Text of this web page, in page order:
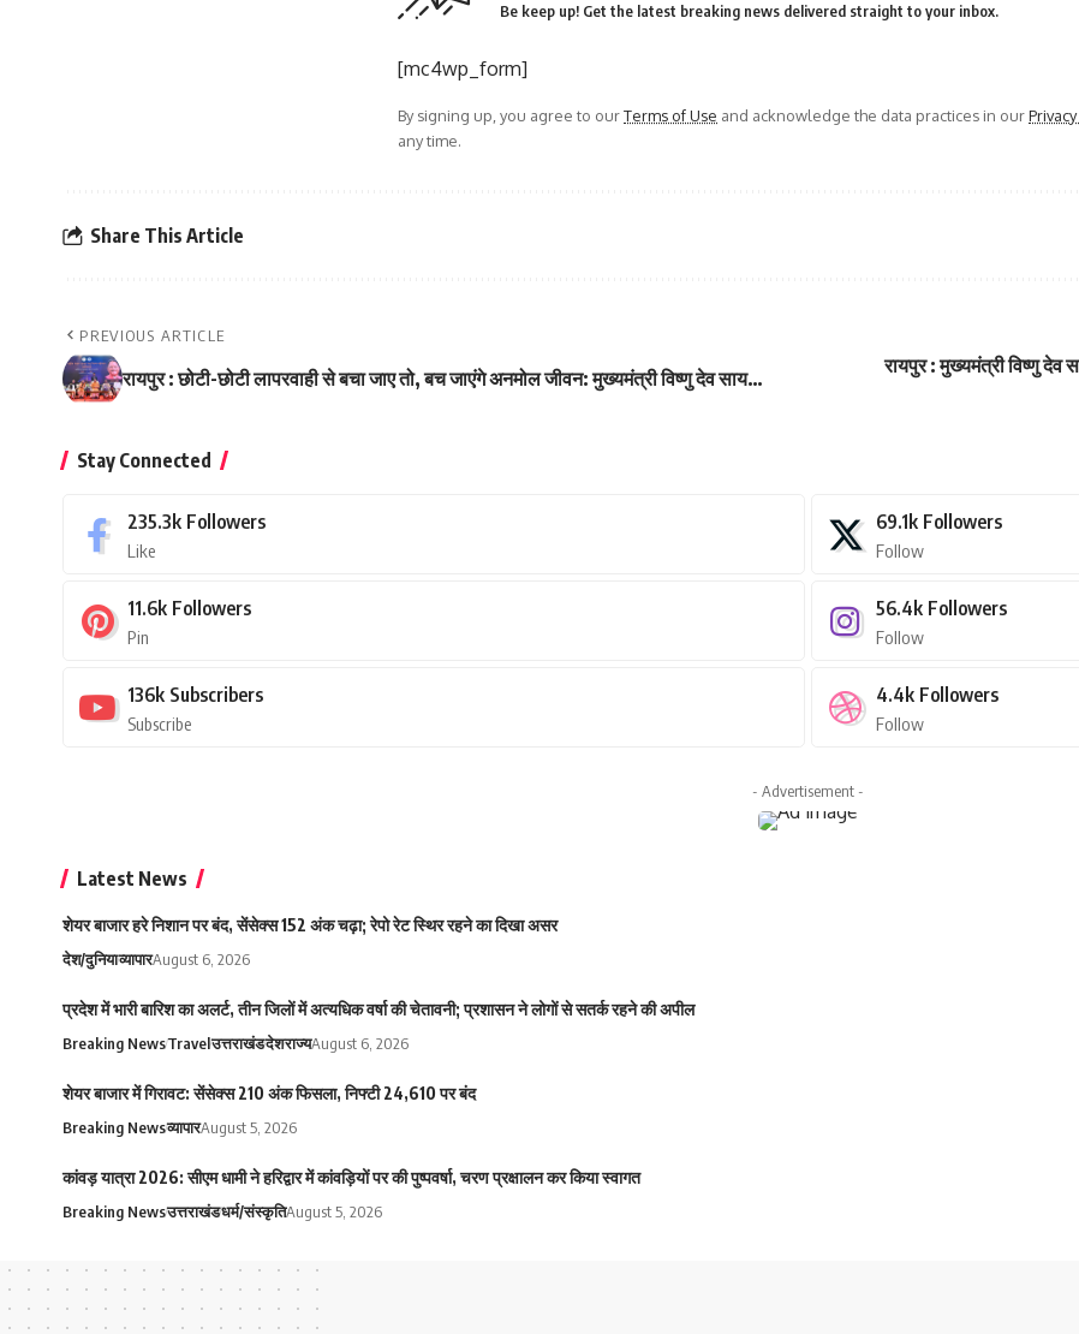
Be keep up! Get the latest breaking news delivered straight to your inbox.
[mc4wp_form]
By signing up, you agree to ourTerms of Use and acknowledge the data practices in our
any time.
Share This Article
PREVIOUS ARTICLE
रायपुर : छोटी-छोटी लापरवाही से बचा जाए तो, बच जाएंगे अनमोल जीवन: मुख्यमंत्री विष्णु देव साय…
रायपुर : मुख्यमंत्री विष्णु देव
Stay Connected
235.3k Followers
Like
69.1k Followers
Follow
11.6k Followers
Pin
56.4k Followers
Follow
136k Subscribers
Subscribe
4.4k Followers
Follow
- Advertisement -
Latest News
शेयर बाजार हरे निशान पर बंद, सेंसेक्स 152 अंक चढ़ा; रेपो रेट स्थिर रहने का दिखा असर
देश/दुनियाव्यापारAugust 6, 2026
प्रदेश में भारी बारिश का अलर्ट, तीन जिलों में अत्यधिक वर्षा की चेतावनी; प्रशासन ने लोगों से सतर्क रहने की अपील
Breaking NewsTravelउत्तराखंडदेशराज्यAugust 6, 2026
शेयर बाजार में गिरावट: सेंसेक्स 210 अंक फिसला, निफ्टी 24,610 पर बंद
Breaking Newsव्यापारAugust 5, 2026
कांवड़ यात्रा 2026: सीएम धामी ने हरिद्वार में कांवड़ियों पर की पुष्पवर्षा, चरण प्रक्षालन कर किया स्वागत
Breaking Newsउत्तराखंडधर्म/संस्कृतिAugust 5, 2026